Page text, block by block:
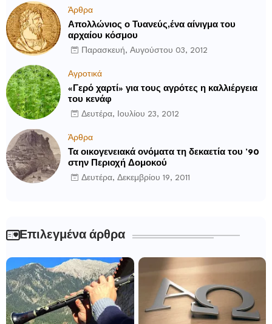
Άρθρα
Απολλώνιος ο Τυανεύς,ένα αίνιγμα του
αρχαίου κόσμου
Παρασκευή, Αυγούστου 03, 2012
Αγροτικά
«Γερό χαρτί» για τους αγρότες η καλλιέργεια
του κενάφ
Δευτέρα, Ιουλίου 23, 2012
Άρθρα
Τα οικογενειακά ονόματα τη δεκαετία του ’90
στην Περιοχή Δομοκού
Δευτέρα, Δεκεμβρίου 19, 2011
Επιλεγμένα άρθρα